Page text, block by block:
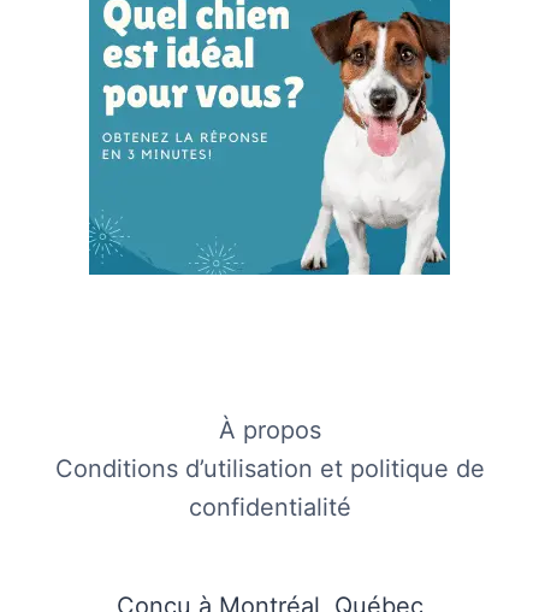
À propos
Conditions d’utilisation et politique de
confidentialité